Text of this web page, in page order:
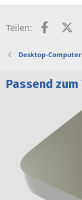
Teilen:
Desktop-
Passend zum